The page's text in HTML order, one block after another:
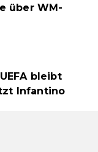
über WM-
bleibt
Infantino